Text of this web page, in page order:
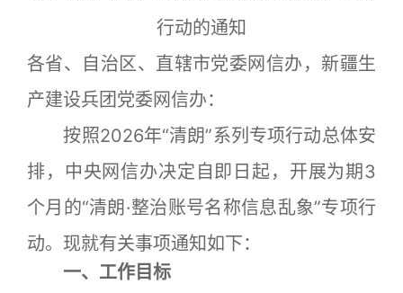
行动的通知
各省、自治区、直辖市党委网信办，新疆生
产建设兵团党委网信办：
按照2026年“清朗”系列专项行动总体安
排，中央网信办决定自即日起，开展为期3
个月的“清朗·整治账号名称信息乱象”专项行
动。现就有关事项通知如下：
一、工作目标